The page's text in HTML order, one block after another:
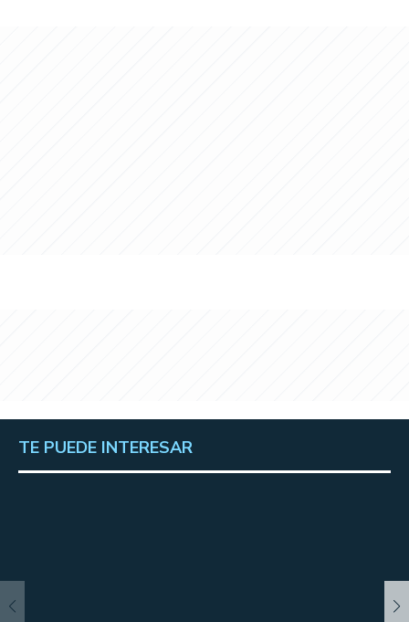
TE PUEDE INTERESAR